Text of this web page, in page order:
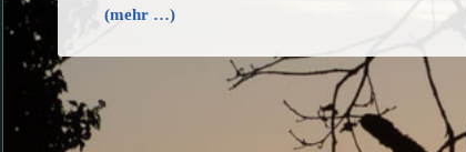
(mehr …)